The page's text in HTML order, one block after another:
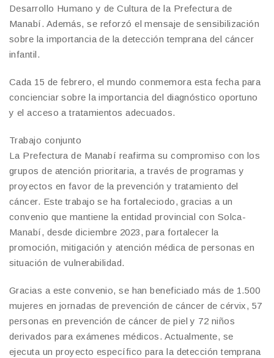
Desarrollo Humano y de Cultura de la Prefectura de
Manabí. Además, se reforzó el mensaje de sensibilización
sobre la importancia de la detección temprana del cáncer
infantil.
Cada 15 de febrero, el mundo conmemora esta fecha para
concienciar sobre la importancia del diagnóstico oportuno
y el acceso a tratamientos adecuados.
Trabajo conjunto
La Prefectura de Manabí reafirma su compromiso con los
grupos de atención prioritaria, a través de programas y
proyectos en favor de la prevención y tratamiento del
cáncer. Este trabajo se ha fortaleciodo, gracias a un
convenio que mantiene la entidad provincial con Solca-
Manabí, desde diciembre 2023, para fortalecer la
promoción, mitigación y atención médica de personas en
situación de vulnerabilidad.
Gracias a este convenio, se han beneficiado más de 1.500
mujeres en jornadas de prevención de cáncer de cérvix, 57
personas en prevención de cáncer de piel y 72 niños
derivados para exámenes médicos. Actualmente, se
ejecuta un proyecto específico para la detección temprana